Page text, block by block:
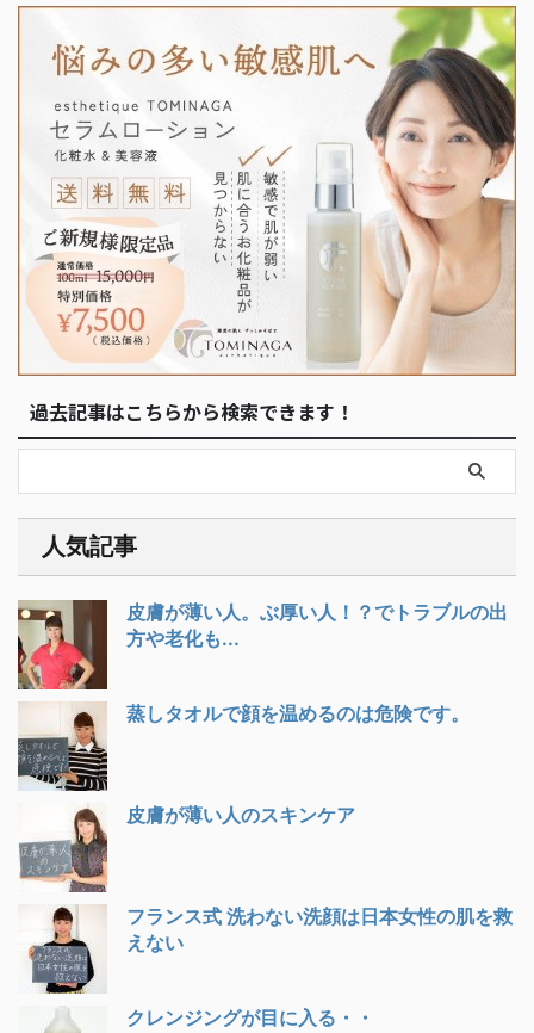
過去記事はこちらから検索できます！
人気記事
皮膚が薄い人。ぶ厚い人！？でトラブルの出
方や老化も...
蒸しタオルで顔を温めるのは危険です。
皮膚が薄い人のスキンケア
フランス式 洗わない洗顔は日本女性の肌を救
えない
クレンジングが目に入る・・